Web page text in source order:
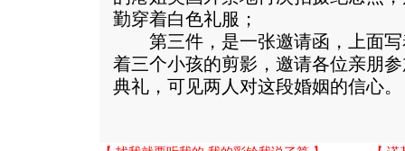
勤穿着白色礼服；
第三件，是一张邀请函，上面写
着三个小孩的剪影，邀请各位亲朋
典礼，可见两人对这段婚姻的信心。